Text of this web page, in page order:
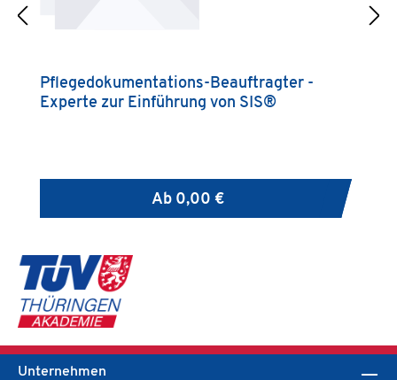
Pflegedokumentations-Beauftragter -
Experte zur Einführung von SIS®
Ab 0,00 €
Unternehmen